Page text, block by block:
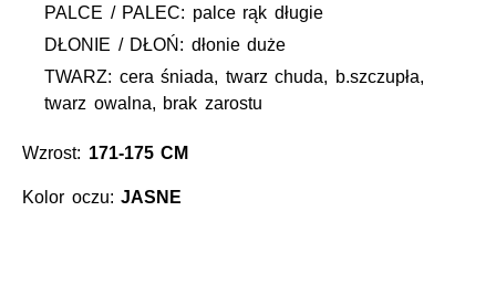
PALCE / PALEC: palce rąk długie
DŁONIE / DŁOŃ: dłonie duże
TWARZ: cera śniada, twarz chuda, b.szczupła,
twarz owalna, brak zarostu
Wzrost: 171-175 CM
Kolor oczu:JASNE